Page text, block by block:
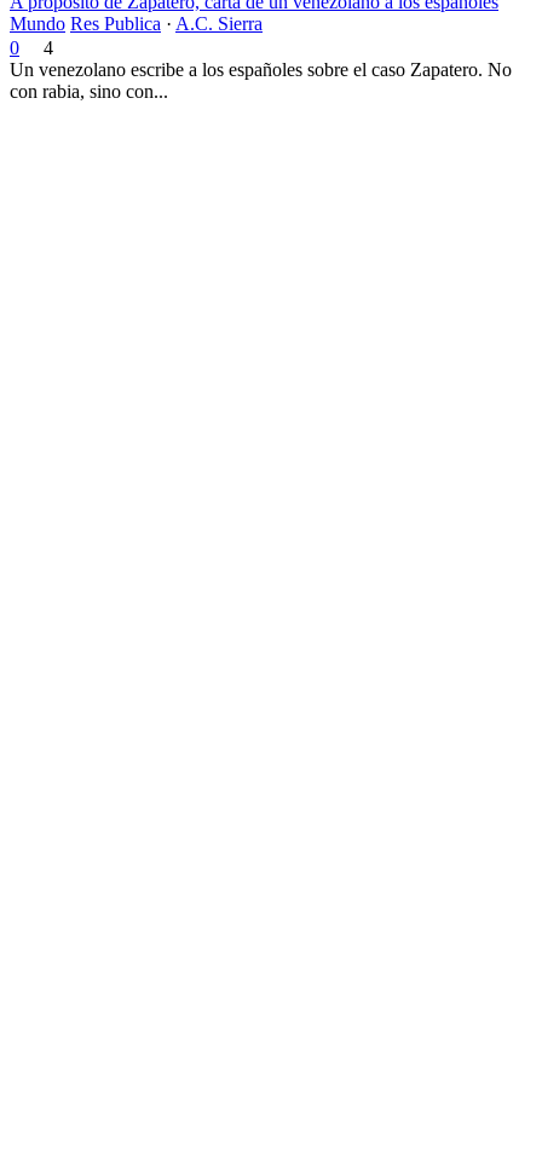
Mundo Res Publica · A.C. Sierra
0
4
Un venezolano escribe a los españoles sobre el caso Zapatero. No
con rabia, sino con...